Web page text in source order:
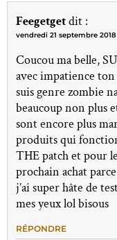
Feegetgetdit :
vendredi 21 septembre
Coucou ma belle,
avec impatience
suis genre zombie
beaucoup non plus
sont encore plus
produits qui
THE patch et pour
prochain achat
j’ai super hâte de
mes yeux lol bisous
RÉPONDRE